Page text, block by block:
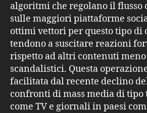
algoritmi che regolano il
sulle maggiori piattaforme
ottimi vettori per questo tipo di
tendono a suscitare reazioni
rispetto ad altri contenuti
scandalistici. Questa
facilitata dal recente declino
confronti di mass media di
come TV e giornali in paesi